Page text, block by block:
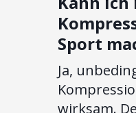
Sport
Ja,
wirksam.